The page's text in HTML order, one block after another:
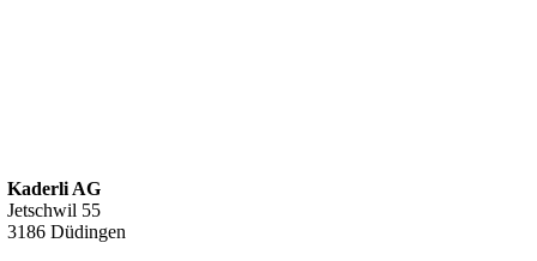
Kaderli AG
Jetschwil 55
3186 Düdingen